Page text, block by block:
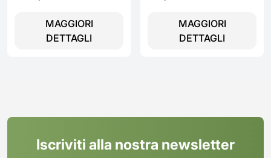
MAGGIORI
DETTAGLI
MAGGIORI
DETTAGLI
Iscriviti alla nostra newsletter